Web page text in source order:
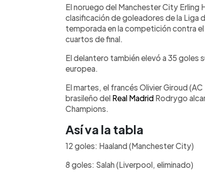
Escuchar artículo
El noruego del Manchester City Erling
clasificación de goleadores de la Liga
temporada en la competición contra
cuartos de final.
El delantero también elevó a 35 goles
europea.
El martes, el francés Olivier Giroud
brasileño del Real Madrid Rodrygo
Champions.
Así va la tabla
12 goles: Haaland (Manchester City)
8 goles: Salah (Liverpool, eliminado)